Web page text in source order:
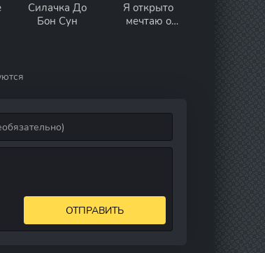
Силачка До
Бон Сун
Я открыто
мечтаю о
ОТПРАВИТЬ